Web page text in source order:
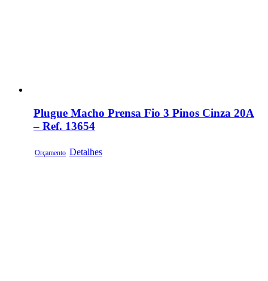
Plugue Macho Prensa Fio 3 Pinos Cinza 20A
– Ref. 13654
Orçamento Detalhes